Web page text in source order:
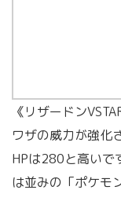
《リザードン
ワザの威力が強化
HPは280と高いで
は並みの「ポケモ